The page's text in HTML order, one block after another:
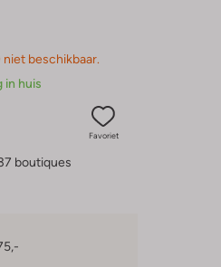
beschikbaar.
in huis
Favoriet
boutiques